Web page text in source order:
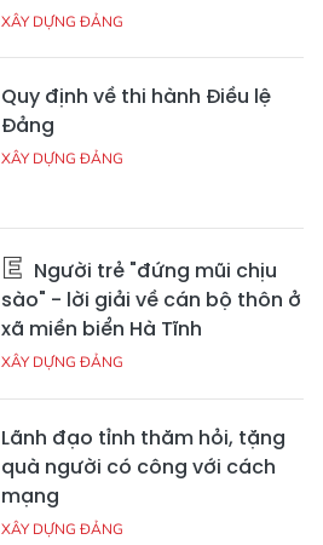
XÂY DỰNG ĐẢNG
Quy định về thi hành Điều lệ
Đảng
XÂY DỰNG ĐẢNG
Người trẻ "đứng mũi chịu
sào" - lời giải về cán bộ thôn ở
xã miền biển Hà Tĩnh
XÂY DỰNG ĐẢNG
Lãnh đạo tỉnh thăm hỏi, tặng
quà người có công với cách
mạng
XÂY DỰNG ĐẢNG